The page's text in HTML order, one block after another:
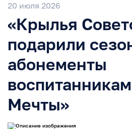
20 июля 2026
«Крылья
подарили
абонементы
Мечты»